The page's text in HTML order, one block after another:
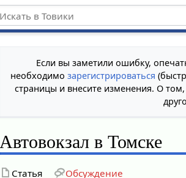
Если вы заметили ошибку,
необходимозарегистрироваться
страницы и внесите изменения. О
Автовокзал в Томске
Статья Обсуждение